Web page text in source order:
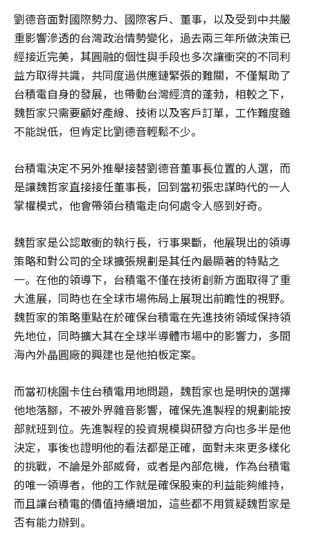
劉德音面對國際勢力、國際客戶、董事，以及受到中共嚴
重影響滲透的台灣政治情勢變化，過去兩三年所做決策已
經接近完美，其圓融的個性與手段也多次讓衝突的不同利
益方取得共識，共同度過供應鏈緊張的難關，不僅幫助了
台積電自身的發展，也帶動台灣經濟的蓬勃，相較之下，
魏哲家只需要顧好產線、技術以及客戶訂單，工作難度雖
不能說低，但肯定比劉德音輕鬆不少。
台積電決定不另外推舉接替劉德音董事長位置的人選，而
是讓魏哲家直接接任董事長，回到當初張忠謀時代的一人
掌權模式，他會帶領台積電走向何處令人感到好奇。
魏哲家是公認敢衝的執行長，行事果斷，他展現出的領導
策略和對公司的全球擴張規劃是其任內最顯著的特點之
一。在他的領導下，台積電不僅在技術創新方面取得了重
大進展，同時也在全球市場佈局上展現出前瞻性的視野。
魏哲家的策略重點在於確保台積電在先進技術領域保持領
先地位，同時擴大其在全球半導體市場中的影響力，多間
海內外晶圓廠的興建也是他拍板定案。
而當初桃園卡住台積電用地問題，魏哲家也是明快的選擇
他地落腳，不被外界雜音影響，確保先進製程的規劃能按
部就班到位。先進製程的投資規模與研發方向也多半是他
決定，事後也證明他的看法都是正確，面對未來更多樣化
的挑戰，不論是外部威脅，或者是內部危機，作為台積電
的唯一領導者，他的工作就是確保股東的利益能夠維持，
而且讓台積電的價值持續增加，這些都不用質疑魏哲家是
否有能力辦到。